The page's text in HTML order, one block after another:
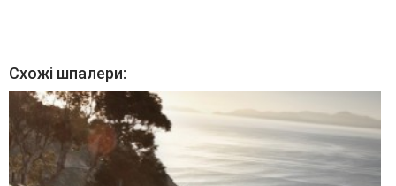
Схожі шпалери: